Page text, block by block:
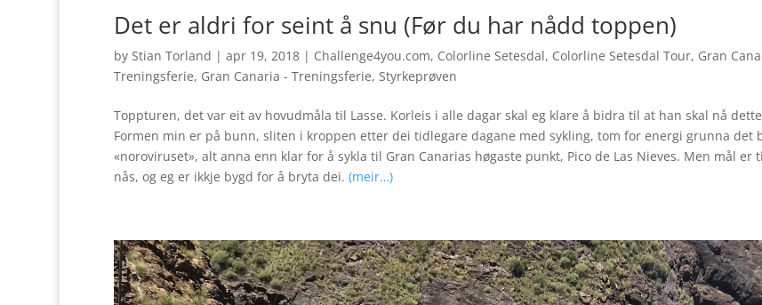
Det er aldri for seint å snu (Før du har nådd toppen)
by Stian Torland | apr 19, 2018| Challenge4you.com, Colorline Setesdal, Colorline Setesdal Tour, Gran
Treningsferie, Gran Canaria - Treningsferie, Styrkeprøven
Toppturen, det var eit av hovudmåla til Lasse. Korleis i alle dagar skal eg klare å bidra til at han skal nå
Formen min er på bunn, sliten i kroppen etter dei tidlegare dagane med sykling, tom for energi grunna det
«noroviruset», alt anna enn klar for å sykla til Gran Canarias høgaste punkt, Pico de Las Nieves. Men mål er
nås, og eg er ikkje bygd for å bryta dei. (meir…)